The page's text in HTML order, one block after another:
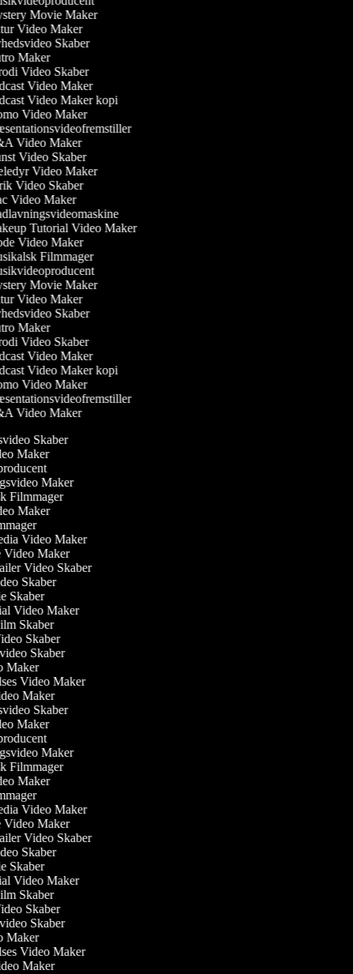
Movie Maker
Video Maker
Skaber
Maker
Video Skaber
Video Maker
Video Maker kopi
Video Maker
Video Maker
Video Skaber
Video Maker
Video Skaber
Video Maker
Tutorial Video Maker
Video Maker
Filmmager
Movie Maker
Video Maker
Skaber
Maker
Video Skaber
Video Maker
Video Maker kopi
Video Maker
Video Maker
Skaber
Maker
Maker
Filmmager
Maker
Video Maker
Video Maker
Video Skaber
Skaber
Skaber
Video Maker
Skaber
Skaber
Skaber
Maker
Video Maker
Maker
Skaber
Maker
Maker
Filmmager
Maker
Video Maker
Video Maker
Video Skaber
Skaber
Skaber
Video Maker
Skaber
Skaber
Skaber
Maker
Video Maker
Maker